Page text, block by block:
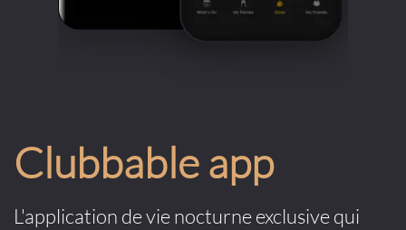
Clubbable app
L'application de vie nocturne exclusive qui